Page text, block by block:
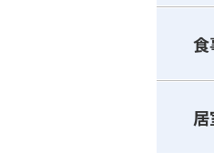
食
居